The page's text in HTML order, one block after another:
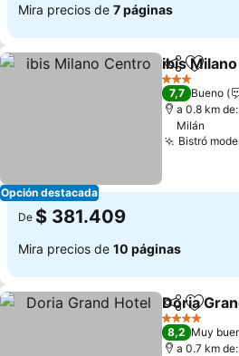
Mira precios de 7 páginas
Opción destacada
Compartir
ibis
3 Estrellas
7,7 Bueno
a 0.8 km
Milán
Bistró
De $ 381.409
Mira precios de 10 páginas
Compartir
Doria
4 Estrellas
8,2 Muy
a 0.7 km